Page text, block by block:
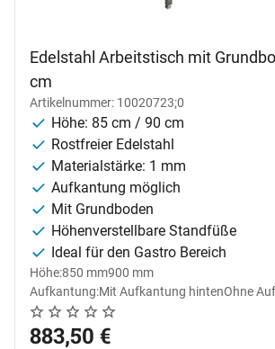
Edelstahl Arbeitstisch mit
cm
Artikelnummer: 10020723;0
Höhe: 85 cm / 90 cm
Rostfreier Edelstahl
Materialstärke: 1 mm
Aufkantung möglich
Mit Grundboden
Höhenverstellbare Standfüße
Ideal für den Gastro Bereich
Höhe:850 mm900 mm
Aufkantung:Mit Aufkantung hintenOhne
Noch keine Bewertungen abgegeben
0 Bewertungen
883,50 €